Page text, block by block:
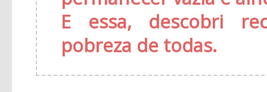
E essa, descobri
pobreza de todas.